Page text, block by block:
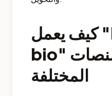
كيف يعمل "Link in
bio" على المنصات
المختلفة